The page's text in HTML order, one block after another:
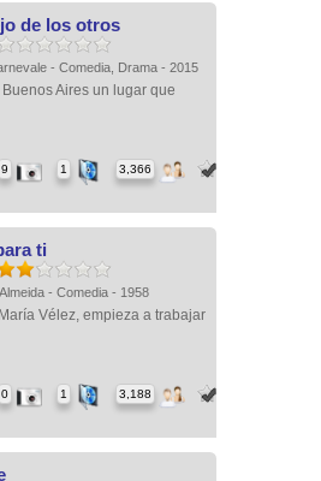
de los otros
- Comedia, Drama - 2015
Buenos Aires un lugar que
9 1 3,366
ti
- Comedia - 1958
Vélez, empieza a trabajar
0 1 3,188